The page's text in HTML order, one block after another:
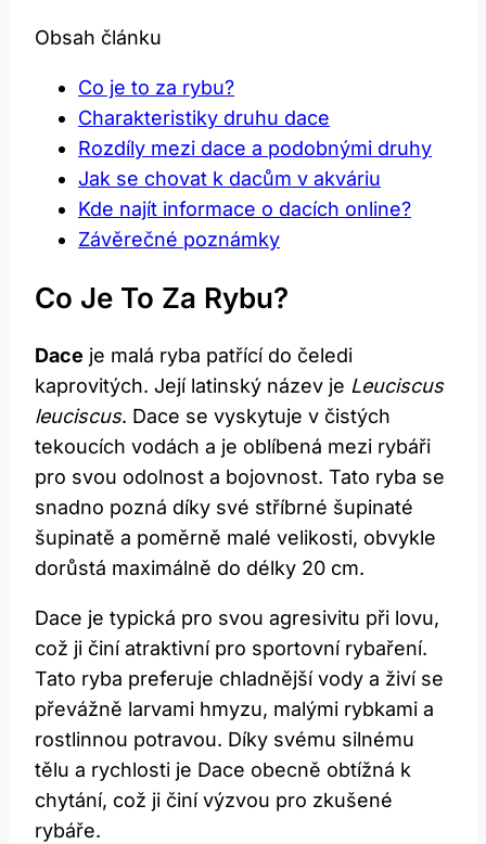
Obsah článku
Co je to za rybu?
Charakteristiky druhu dace
Rozdíly mezi dace a podobnými druhy
Jak se chovat k dacům v akváriu
Kde najít informace o dacích online?
Závěrečné poznámky
Co Je To Za Rybu?
Dace je malá ryba patřící do čeledi
kaprovitých. Její latinský název je Leuciscus
leuciscus. Dace se vyskytuje v čistých
tekoucích vodách a je oblíbená mezi rybáři
pro svou odolnost a bojovnost. Tato ryba se
snadno pozná díky své stříbrné šupinaté
šupinatě a poměrně malé velikosti, obvykle
dorůstá maximálně do délky 20 cm.
Dace je typická pro svou agresivitu při lovu,
což ji činí atraktivní pro sportovní rybaření.
Tato ryba preferuje chladnější vody a živí se
převážně larvami hmyzu, malými rybkami a
rostlinnou potravou. Díky svému silnému
tělu a rychlosti je Dace obecně obtížná k
chytání, což ji činí výzvou pro zkušené
rybáře.